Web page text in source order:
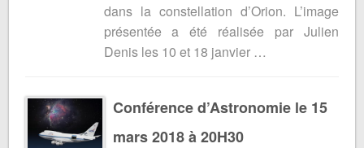
dans la constellation d’Orion. L’image
présentée a été réalisée par Julien
Denis les 10 et 18 janvier …
Conférence d’Astronomie le 15
mars 2018 à 20H30